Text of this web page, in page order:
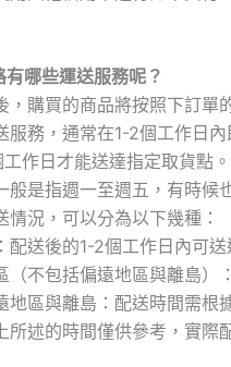
哪些運送服務呢？
，購買的商品將按照下訂單
服務，通常在1-2個工作日
作日才能送達指定取貨點。
般是指週一至週五，有時候
情況，可以分為以下幾種：
配送後的1-2個工作日內可送
（不包括偏遠地區與離島）
地區與離島：配送時間需根
所述的時間僅供參考，實際